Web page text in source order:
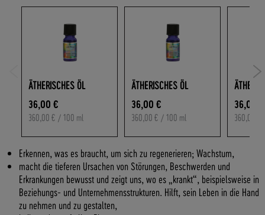
E
N
ÄTHERISCHES ÖL
36,00 €
360,00 € / 100 ml
ÄTHERISCHES ÖL
36,00 €
360,00 € / 100 ml
36,00 €
360,00 €
Erkennen, was es braucht, um sich zu regenerieren; Wachstum,
macht die tieferen Ursachen von Störungen, Beschwerden und
Erkrankungen bewusst und zeigt uns, wo es „krankt“, beispielsweise in
Beziehungs- und Unternehmensstrukturen. Hilft, sein Leben in die Hand
zu nehmen und zu gestalten,